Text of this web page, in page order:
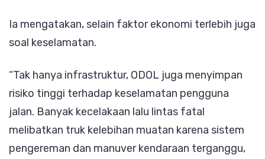
Ia mengatakan, selain faktor ekonomi terlebih juga
soal keselamatan.
“Tak hanya infrastruktur, ODOL juga menyimpan
risiko tinggi terhadap keselamatan pengguna
jalan. Banyak kecelakaan lalu lintas fatal
melibatkan truk kelebihan muatan karena sistem
pengereman dan manuver kendaraan terganggu,